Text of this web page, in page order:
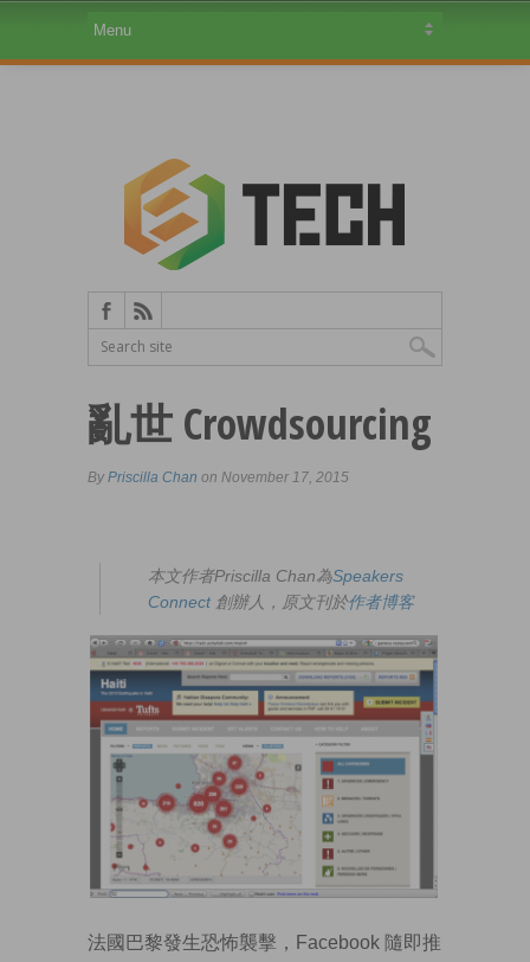
亂世 Crowdsourcing
By Priscilla Chan on November 17, 2015
本文作者Priscilla Chan為Speakers
Connect創辦人，原文刊於作者博客
法國巴黎發生恐怖襲擊，Facebook 隨即推